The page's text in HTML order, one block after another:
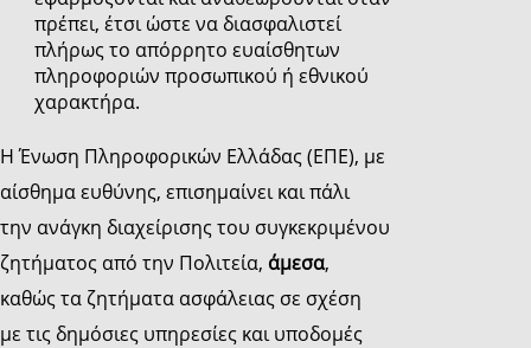
πρέπει, έτσι ώστε να διασφαλιστεί
πλήρως το απόρρητο ευαίσθητων
πληροφοριών προσωπικού ή εθνικού
χαρακτήρα.
Η Ένωση Πληροφορικών Ελλάδας (ΕΠΕ), με
αίσθημα ευθύνης, επισημαίνει και πάλι
την ανάγκη διαχείρισης του συγκεκριμένου
ζητήματος από την Πολιτεία, άμεσα,
καθώς τα ζητήματα ασφάλειας σε σχέση
με τις δημόσιες υπηρεσίες και υποδομές